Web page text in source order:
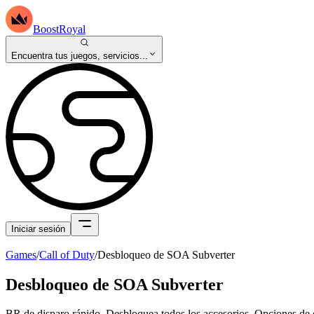
BoostRoyal
Encuentra tus juegos, servicios...
Iniciar sesión
Games/Call of Duty/Desbloqueo de SOA Subverter
Desbloqueo de SOA Subverter